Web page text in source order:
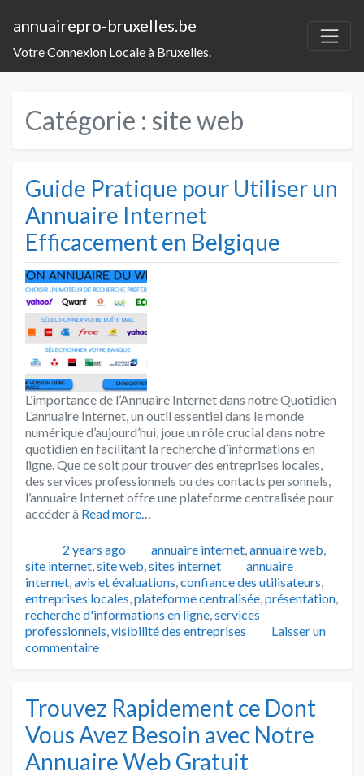
annuairepro-bruxelles.be
Votre Connexion Locale à Bruxelles.
Catégorie : site web
Guide Pratique pour Utiliser un
Annuaire Internet
Efficacement en Belgique
L’importance de l’Annuaire Internet dans notre Quotidien
L’annuaire Internet, un outil essentiel dans le monde
numérique d’aujourd’hui, joue un rôle crucial dans notre
quotidien en facilitant la recherche d’informations en
ligne. Que ce soit pour trouver des entreprises locales,
des services professionnels ou des contacts personnels,
l’annuaire Internet offre une plateforme centralisée pour
accéder à Read more…
Publié2 years ago Catégories
annuaire internet,annuaire web,
site internet,site web,sites internet Tags
annuaire
internet,avis et évaluations,confiance des utilisateurs,
entreprises locales,plateforme centralisée,présentation,
recherche d'informations en ligne,services
professionnels,visibilité des entreprises
Laisser un
commentaire
Trouvez Rapidement ce Dont
Vous Avez Besoin avec Notre
Annuaire Web Gratuit